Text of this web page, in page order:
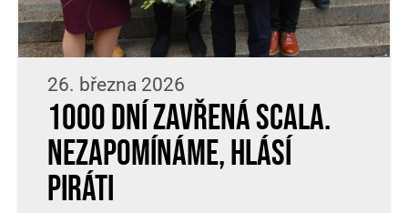
26. března 2026
1000 dní zavřená Scala.
Nezapomínáme, hlásí
Piráti